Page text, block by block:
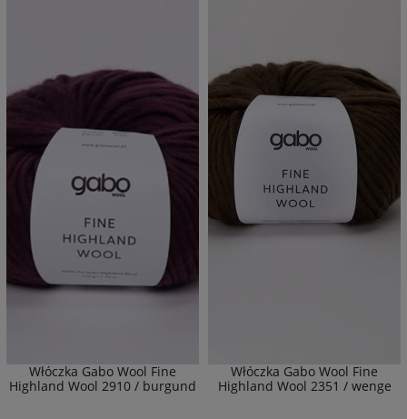
Włóczka Gabo Wool Fine
Highland Wool 2910 / burgund
Włóczka Gabo Wool Fine
Highland Wool 2351 / wenge